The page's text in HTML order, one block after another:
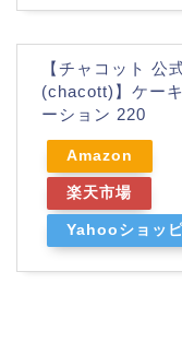
【チャコット 公
(chacott)】ケー
ーション 220
Amazon
楽天市場
Yahooショッ